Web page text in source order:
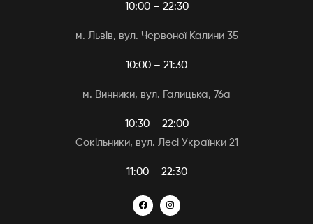
10:00 – 22:30
м. Львів, вул. Червоної Калини 35
10:00 – 21:30
м. Винники, вул. Галицька, 76а
10:30 – 22:00
Сокільники, вул. Лесі Українки 21
11:00 – 22:30